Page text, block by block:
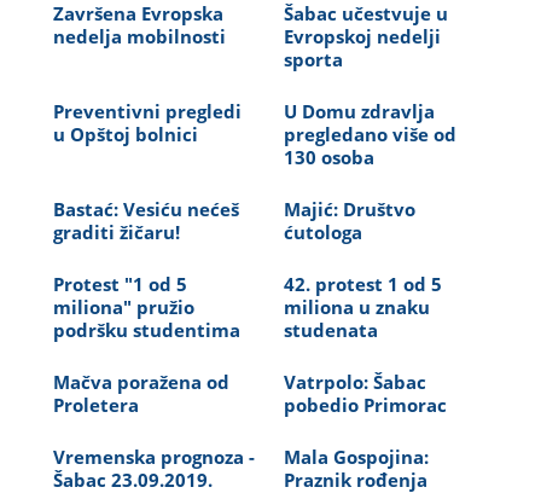
Završena Evropska
nedelja mobilnosti
Šabac učestvuje u
Evropskoj nedelji
sporta
Preventivni pregledi
u Opštoj bolnici
U Domu zdravlja
pregledano više od
130 osoba
Bastać: Vesiću nećeš
graditi žičaru!
Majić: Društvo
ćutologa
Protest "1 od 5
miliona" pružio
podršku studentima
42. protest 1 od 5
miliona u znaku
studenata
Mačva poražena od
Proletera
Vatrpolo: Šabac
pobedio Primorac
Vremenska prognoza -
Šabac 23.09.2019.
Mala Gospojina:
Praznik rođenja